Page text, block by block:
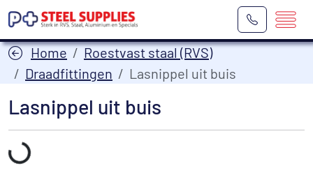
Home
Roestvast staal (RVS)
Draadfittingen
Lasnippel uit buis
Lasnippel uit buis
Laden...